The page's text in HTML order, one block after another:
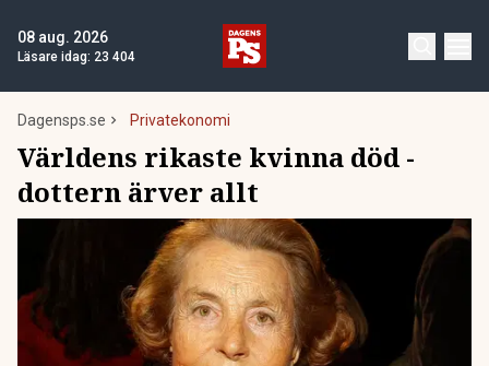
08 aug. 2026
Läsare idag: 23 404
Dagensps.se Privatekonomi
Världens rikaste kvinna död -
dottern ärver allt